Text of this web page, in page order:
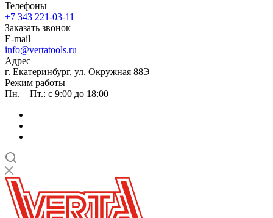
Телефоны
+7 343 221-03-11
Заказать звонок
E-mail
info@vertatools.ru
Адрес
г. Екатеринбург, ул. Окружная 88Э
Режим работы
Пн. – Пт.: с 9:00 до 18:00